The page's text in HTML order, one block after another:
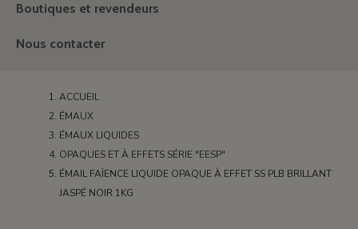
Boutiques et revendeurs
Nous contacter
ACCUEIL
ÉMAUX
ÉMAUX LIQUIDES
OPAQUES ET À EFFETS SÉRIE "EESP"
ÉMAIL FAÏENCE LIQUIDE OPAQUE À EFFET SS PLB BRILLANT
JASPÉ NOIR 1KG